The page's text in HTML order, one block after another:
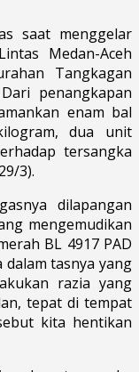
saat menggelar
Medan-Aceh
Tangkagan
penangkapan
enam bal
dua unit
tersangka
3).
dilapangan
mengemudikan
BL 4917 PAD
tasnya yang
razia yang
tepat di tempat
kita hentikan